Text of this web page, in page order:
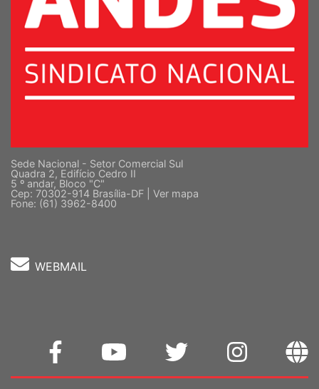
Sede Nacional - Setor Comercial Sul
Quadra 2, Edifício Cedro II
5 º andar, Bloco "C"
Cep: 70302-914 Brasília-DF | Ver mapa
Fone: (61) 3962-8400
WEBMAIL